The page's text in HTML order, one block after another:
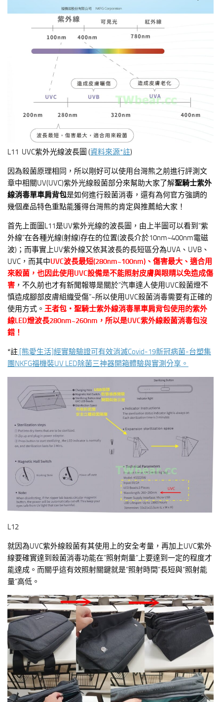
L11 UVC紫外光線波長圖 (資料來源*註)
因為殺菌原理相同，所以剛好可以使用台灣熊之前進行評測文
章中相關UV(UVC)紫外光線殺菌部分來幫助大家了解聖騎士紫外
線消毒單車肩背包是如何進行殺菌消毒，還有為何官方強調的
幾個產品特色重點能獲得台灣熊的肯定與推薦給大家！
首先上面圖L11是UV紫外光線的波長圖，由上半圖可以看到”紫
外線”在各種光線(射線)存在的位置(波長介於10nm~400nm電磁
波)；而事實上UV紫外線又依其波長的長短區分為UVA、UVB、
UVC，而其中UVC波長最短(280nm~100nm)、傷害最大、適合用
來殺菌，也因此使用UVC設備是不能照射皮膚與眼睛以免造成傷
害 ，不久前也才有新聞報導是關於”汽車達人使用UVC殺菌燈不
慎造成腳部皮膚組織受傷”~所以使用UVC殺菌消毒需要有正確的
使用方式。 王者包‧聖騎士紫外線消毒單車肩背包使用的紫外
線LED燈波長280nm~260nm，所以是UVC紫外線殺菌消毒包沒
錯！
*註 [熊愛生活]經實驗驗證可有效消滅Covid-19新冠病菌-台塑集
團NKFG福機裝UV LED除菌三神器開箱體驗與實測分享。
L12
就因為UVC紫外線殺菌有其使用上的安全考量，再加上UVC紫外
線要確實達到殺菌消毒功能在”照射劑量”上要達到一定的程度才
能達成。而關乎這有效照射關鍵就是”照射時間”長短與”照射能
量”高低。